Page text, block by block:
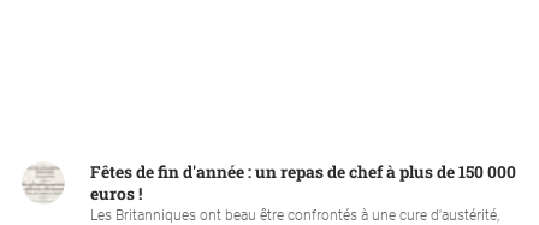
Fêtes de fin d'année : un repas de chef à plus de 150 000
euros !
Les Britanniques ont beau être confrontés à une cure d'austérité,